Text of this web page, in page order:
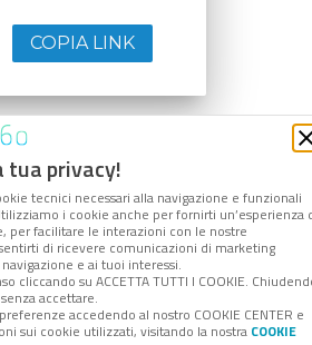
tua privacy!
tecnici necessari alla navigazione e funzionali
i cookie anche per fornirti un’esperienza
per facilitare le interazioni con le nostre
di ricevere comunicazioni di marketing
e ai tuoi interessi.
cliccando su ACCETTA TUTTI I COOKIE.
accettare.
accedendo al nostro COOKIE CENTER e
sui cookie utilizzati, visitando la nostra COOKIE
COPIA LINK